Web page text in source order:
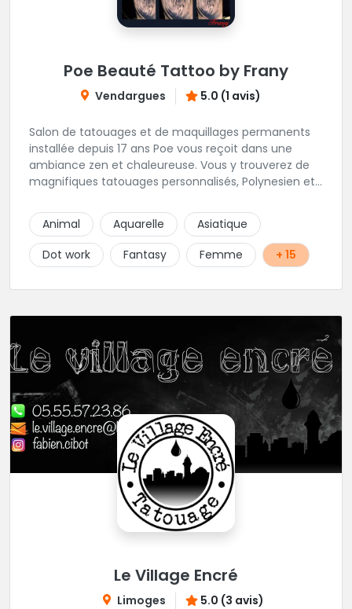
Poe Beauté Tattoo by Frany
Vendargues 5.0 (1 avis)
Salon de tatouages et de maquillages permanents
installée depuis 17 ans Poe vous reçoit dans une
ambiance zen et chaleureuse. Vous y trouverez de
magnifiques tatouages personnalisés, Polynesien et
permanents/artistiques ainsi que des prestations de
Piercings.
Animal Aquarelle
Asiatique
Dot work
Fantasy Femme + 15
Le Village Encré
Limoges 5.0 (3 avis)